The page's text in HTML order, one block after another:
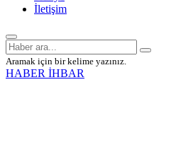
İletişim
Aramak için bir kelime yazınız.
HABER İHBAR